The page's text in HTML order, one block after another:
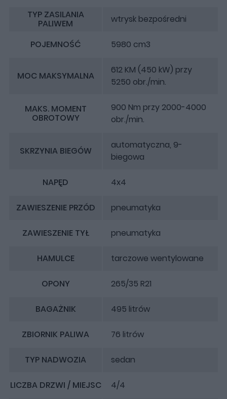
TYP ZASILANIA
PALIWEM wtrysk bezpośredni
POJEMNOŚĆ 5980 cm3
MOC MAKSYMALNA
612 KM (450 kW) przy
5250 obr./min.
MAKS. MOMENT
OBROTOWY
900 Nm przy 2000-4000
obr./min.
SKRZYNIA BIEGÓW
automatyczna, 9-
biegowa
NAPĘD 4x4
ZAWIESZENIE PRZÓD pneumatyka
ZAWIESZENIE TYŁ pneumatyka
HAMULCE tarczowe wentylowane
OPONY 265/35 R21
BAGAŻNIK 495 litrów
ZBIORNIK PALIWA 76 litrów
TYP NADWOZIA sedan
LICZBA DRZWI / MIEJSC
4/4